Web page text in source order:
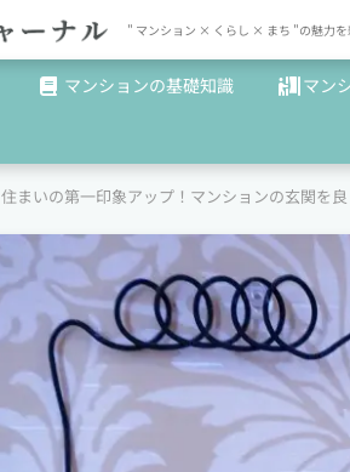
" マンション × くらし × まち "の魅力を
マンションの基礎知識 マン
住まいの第一印象アップ！マンションの玄関を